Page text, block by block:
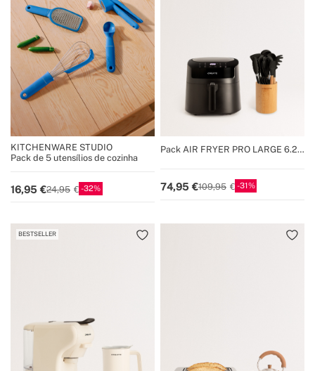
KITCHENWARE STUDIO
Pack de 5 utensílios de cozinha
16,95 24,95 32
Pack AIR FRYER PRO LARGE 6.2 L
74,95 109,95 31
BESTSELLER